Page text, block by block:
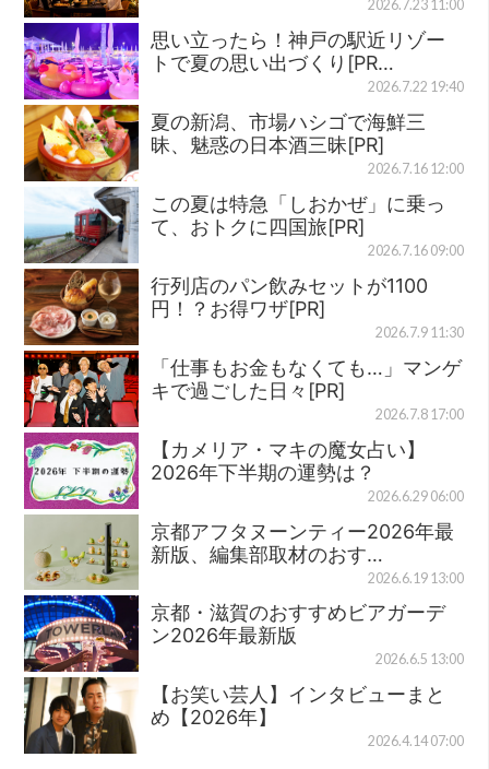
2026.7.23 11:00
思い立ったら！神戸の駅近リゾー
トで夏の思い出づくり[PR…
2026.7.22 19:40
夏の新潟、市場ハシゴで海鮮三
昧、魅惑の日本酒三昧[PR]
2026.7.16 12:00
この夏は特急「しおかぜ」に乗っ
て、おトクに四国旅[PR]
2026.7.16 09:00
行列店のパン飲みセットが1100
円！？お得ワザ[PR]
2026.7.9 11:30
「仕事もお金もなくても…」マンゲ
キで過ごした日々[PR]
2026.7.8 17:00
【カメリア・マキの魔女占い】
2026年下半期の運勢は？
2026.6.29 06:00
京都アフタヌーンティー2026年最
新版、編集部取材のおす…
2026.6.19 13:00
京都・滋賀のおすすめビアガーデ
ン2026年最新版
2026.6.5 13:00
【お笑い芸人】インタビューまと
め【2026年】
2026.4.14 07:00